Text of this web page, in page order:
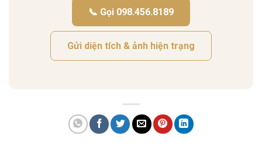
📞 Gọi 098.456.8189
Gửi diện tích & ảnh hiện trạng